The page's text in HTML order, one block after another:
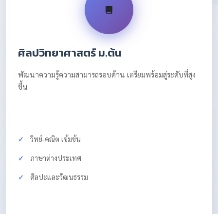
ศิลปวิทยาศาสตร์ ม.ต้น
พัฒนาความรู้ความสามารถรอบด้าน เตรียมพร้อมสู่ระดับที่สูง
ขึ้น
วิทย์-คณิต เข้มข้น
ภาษาต่างประเทศ
ศิลปะและวัฒนธรรม